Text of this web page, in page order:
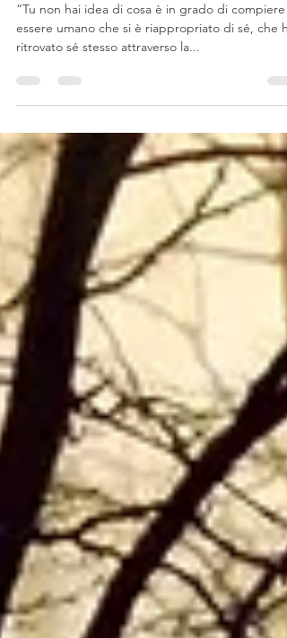
L'Arte della
Disciplina
“Tu non hai idea di cosa è in grado di compiere
ritrovato sé stesso attraverso la...